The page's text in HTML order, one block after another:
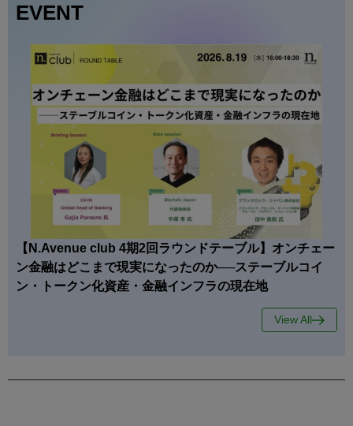
EVENT
【N.Avenue club 4期2回ラウンドテーブル】オンチェー
ン金融はどこまで現実になったのか──ステーブルコイ
ン・トークン化資産・金融インフラの現在地
View All